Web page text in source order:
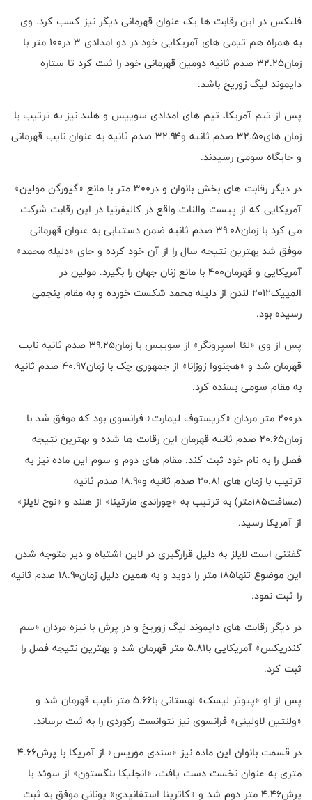
فلیکس در این رقابت ها یک عنوان قهرمانی دیگر نیز کسب کرد. وی
به همراه هم تیمی های آمریکایی خود در دو امدادی ۳ در۱۰۰ متر با
زمان۳۲.۲۵ صدم ثانیه دومین قهرمانی خود را ثبت کرد تا ستاره
دایموند لیگ زوریخ باشد.
پس از تیم آمریکا، تیم های امدادی سوییس و هلند نیز به ترتیب با
زمان های۳۲.۵۰ صدم ثانیه و۳۲.۹۴ صدم ثانیه به عنوان نایب قهرمانی
و جایگاه سومی رسیدند.
در دیگر رقابت های بخش بانوان و در۳۰۰ متر با مانع «گیورگن مولین»
آمریکایی که از پیست والنات واقع در کالیفرنیا در این رقابت شرکت
می کرد با زمان۳۹.۰۸ صدم ثانیه ضمن دستیابی به عنوان قهرمانی
موفق شد بهترین نتیجه سال را از آن خود کرده و جای «دلیله محمد»
آمریکایی و قهرمان۴۰۰ با مانع زنان جهان را بگیرد. مولین در
المپیک۲۰۱۲ لندن از دلیله محمد شکست خورده و به مقام پنجمی
رسیده بود.
پس از وی «لئا اسپرونگر» از سوییس با زمان۳۹.۲۵ صدم ثانیه نایب
قهرمان شد و «هجنووا زوزانا» از جمهوری چک با زمان۴۰.۹۷ صدم ثانیه
به مقام سومی بسنده کرد.
در۲۰۰ متر مردان «کریستوف لیمارت» فرانسوی بود که موفق شد با
زمان۲۰.۶۵ صدم ثانیه قهرمان این رقابت ها شده و بهترین نتیجه
فصل را به نام خود ثبت کند. مقام های دوم و سوم این ماده نیز به
ترتیب با زمان های ۲۰.۸۱ صدم ثانیه و۱۸.۹۰ صدم ثانیه
(مسافت۱۸۵متر) به ترتیب به «چوراندی مارتینا» از هلند و «نوح لایلز»
از آمریکا رسید.
گفتنی است لایلز به دلیل قرارگیری در لاین اشتباه و دیر متوجه شدن
این موضوع تنها۱۸۵ متر را دوید و به همین دلیل زمان۱۸.۹۰ صدم ثانیه
را ثبت نمود.
در دیگر رقابت های دایموند لیگ زوریخ و در پرش با نیزه مردان «سم
کندریکس» آمریکایی با۵.۸۱ متر قهرمان شد و بهترین نتیجه فصل را
ثبت کرد.
پس از او «پیوتر لیسک» لهستانی با۵.۶۶ متر نایب قهرمان شد و
«ولنتین لاولینی» فرانسوی نیز نتوانست رکوردی را به ثبت برساند.
در قسمت بانوان این ماده نیز «سندی موریس» از آمریکا با پرش۴.۶۶
متری به عنوان نخست دست یافت، «انجلیکا بنگستون» از سوئد با
پرش۴.۴۶ متر دوم شد و «کاترینا استفانیدی» یونانی موفق به ثبت